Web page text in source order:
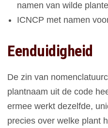
namen van wilde
ICNCP met namen
Eenduidigheid
De zin van
plantnaam uit de code
ermee werkt dezelfde,
precies over welke plant